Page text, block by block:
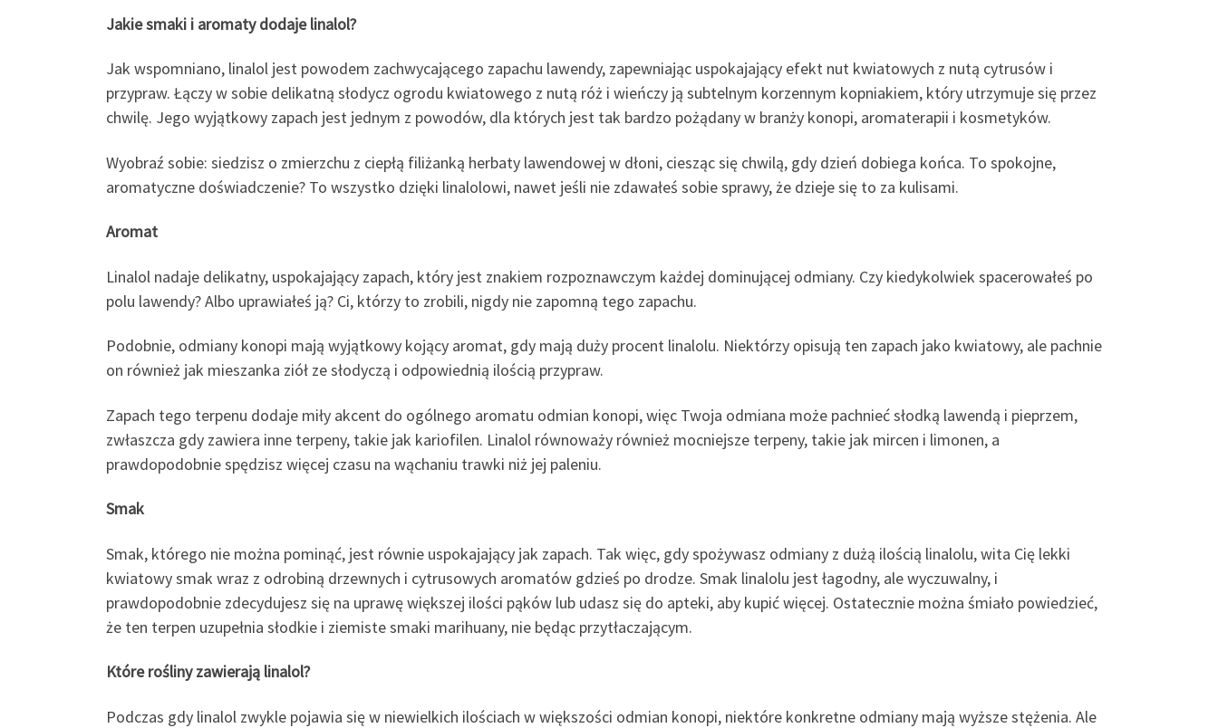
Jakie smaki i aromaty dodaje linalol?
Jak wspomniano, linalol jest powodem zachwycającego zapachu lawendy, zapewniając uspokajający efekt nut kwiatowych z nutą cytrusów i
przypraw. Łączy w sobie delikatną słodycz ogrodu kwiatowego z nutą róż i wieńczy ją subtelnym korzennym kopniakiem, który utrzymuje się przez
chwilę. Jego wyjątkowy zapach jest jednym z powodów, dla których jest tak bardzo pożądany w branży konopi, aromaterapii i kosmetyków.
Wyobraź sobie: siedzisz o zmierzchu z ciepłą filiżanką herbaty lawendowej w dłoni, ciesząc się chwilą, gdy dzień dobiega końca. To spokojne,
aromatyczne doświadczenie? To wszystko dzięki linalolowi, nawet jeśli nie zdawałeś sobie sprawy, że dzieje się to za kulisami.
Aromat
Linalol nadaje delikatny, uspokajający zapach, który jest znakiem rozpoznawczym każdej dominującej odmiany. Czy kiedykolwiek spacerowałeś po
polu lawendy? Albo uprawiałeś ją? Ci, którzy to zrobili, nigdy nie zapomną tego zapachu.
Podobnie, odmiany konopi mają wyjątkowy kojący aromat, gdy mają duży procent linalolu. Niektórzy opisują ten zapach jako kwiatowy, ale pachnie
on również jak mieszanka ziół ze słodyczą i odpowiednią ilością przypraw.
Zapach tego terpenu dodaje miły akcent do ogólnego aromatu odmian konopi, więc Twoja odmiana może pachnieć słodką lawendą i pieprzem,
zwłaszcza gdy zawiera inne terpeny, takie jak kariofilen. Linalol równoważy również mocniejsze terpeny, takie jak mircen i limonen, a
prawdopodobnie spędzisz więcej czasu na wąchaniu trawki niż jej paleniu.
Smak
Smak, którego nie można pominąć, jest równie uspokajający jak zapach. Tak więc, gdy spożywasz odmiany z dużą ilością linalolu, wita Cię lekki
kwiatowy smak wraz z odrobiną drzewnych i cytrusowych aromatów gdzieś po drodze. Smak linalolu jest łagodny, ale wyczuwalny, i
prawdopodobnie zdecydujesz się na uprawę większej ilości pąków lub udasz się do apteki, aby kupić więcej. Ostatecznie można śmiało powiedzieć,
że ten terpen uzupełnia słodkie i ziemiste smaki marihuany, nie będąc przytłaczającym.
Które rośliny zawierają linalol?
Podczas gdy linalol zwykle pojawia się w niewielkich ilościach w większości odmian konopi, niektóre konkretne odmiany mają wyższe stężenia. Ale